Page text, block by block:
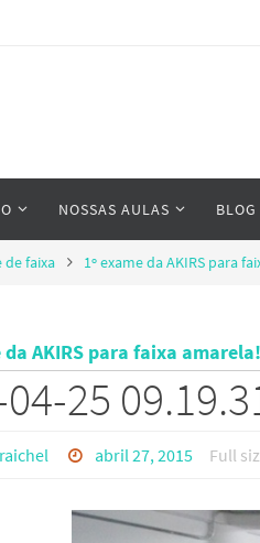
NOSSAS AULAS BLOG
de faixa 1º exame da AKIRS para
da AKIRS para faixa amarela!
25
abril 27, 2015 Full